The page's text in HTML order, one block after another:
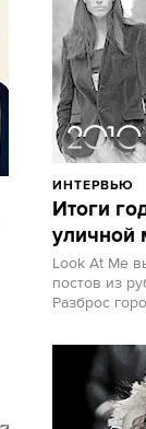
ИНТЕРВЬЮ
Итоги
уличной
Look At Me
постов из
Разброс